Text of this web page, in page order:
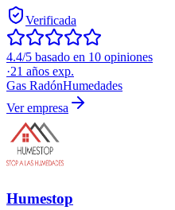
Verificada
4.4/5 basado en 10 opiniones
·21 años exp.
Gas RadónHumedades
Ver empresa
Humestop